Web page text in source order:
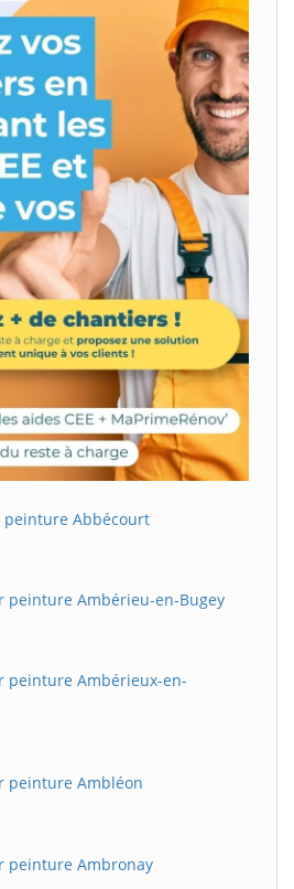
Abbécourt
peinture Ambérieu-en-Bugey
peinture Ambérieux-en-
peinture Ambléon
peinture Ambronay